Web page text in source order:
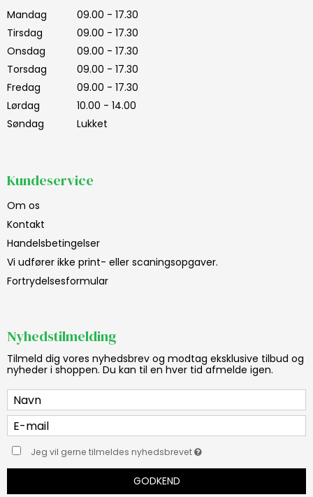
Mandag
09.00 - 17.30
Tirsdag
09.00 - 17.30
Onsdag
09.00 - 17.30
Torsdag
09.00 - 17.30
Fredag
09.00 - 17.30
Lørdag
10.00 - 14.00
Søndag
Lukket
Kundeservice
Om os
Kontakt
Handelsbetingelser
Vi udfører ikke print- eller scaningsopgaver.
Fortrydelsesformular
Nyhedstilmelding
Tilmeld dig vores nyhedsbrev og modtag eksklusive tilbud og
nyheder i shoppen. Du kan til en hver tid afmelde igen.
Jeg vil gerne tilmeldes nyhedsbrevet
GODKEND